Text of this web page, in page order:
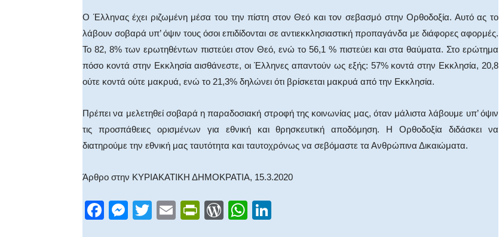
Ο Έλληνας έχει ριζωμένη μέσα του την πίστη στον Θεό και τον σεβασμό στην Ορθοδοξία. Αυτό ας το
λάβουν σοβαρά υπ’ όψιν τους όσοι επιδίδονται σε αντιεκκλησιαστική προπαγάνδα με διάφορες αφορμές.
Το 82, 8% των ερωτηθέντων πιστεύει στον Θεό, ενώ το 56,1 % πιστεύει και στα θαύματα. Στο ερώτημα
πόσο κοντά στην Εκκλησία αισθάνεστε, οι Έλληνες απαντούν ως εξής: 57% κοντά στην Εκκλησία, 20,8
ούτε κοντά ούτε μακρυά, ενώ το 21,3% δηλώνει ότι βρίσκεται μακρυά από την Εκκλησία.
Πρέπει να μελετηθεί σοβαρά η παραδοσιακή στροφή της κοινωνίας μας, όταν μάλιστα λάβουμε υπ’ όψιν
τις προσπάθειες ορισμένων για εθνική και θρησκευτική αποδόμηση. Η Ορθοδοξία διδάσκει να
διατηρούμε την εθνική μας ταυτότητα και ταυτοχρόνως να σεβόμαστε τα Ανθρώπινα Δικαιώματα.
Άρθρο στην ΚΥΡΙΑΚΑΤΙΚΗ ΔΗΜΟΚΡΑΤΙΑ, 15.3.2020
F
M
T
E
Pr W
W